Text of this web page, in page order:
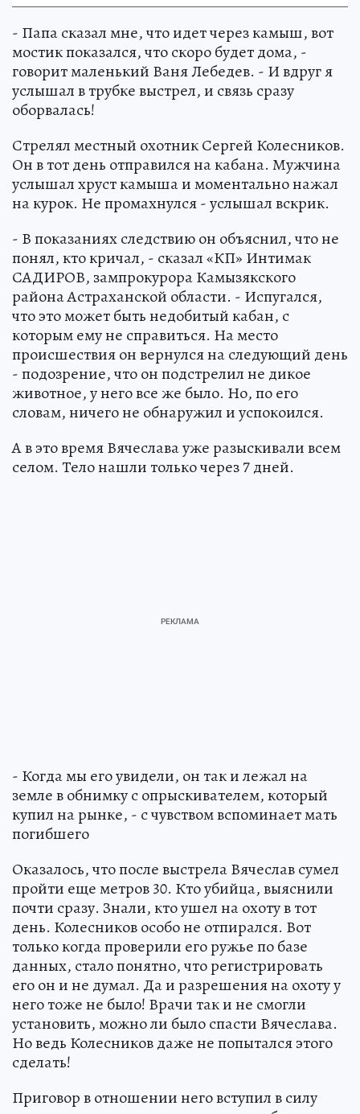
- Папа сказал мне, что идет через камыш, вот
мостик показался, что скоро будет дома, -
говорит маленький Ваня Лебедев. - И вдруг я
услышал в трубке выстрел, и связь сразу
оборвалась!
Стрелял местный охотник Сергей Колесников.
Он в тот день отправился на кабана. Мужчина
услышал хруст камыша и моментально нажал
на курок. Не промахнулся - услышал вскрик.
- В показаниях следствию он объяснил, что не
понял, кто кричал, - сказал «КП» Интимак
САДИРОВ, зампрокурора Камызякского
района Астраханской области. - Испугался,
что это может быть недобитый кабан, с
которым ему не справиться. На место
происшествия он вернулся на следующий день
- подозрение, что он подстрелил не дикое
животное, у него все же было. Но, по его
словам, ничего не обнаружил и успокоился.
А в это время Вячеслава уже разыскивали всем
селом. Тело нашли только через 7 дней.
- Когда мы его увидели, он так и лежал на
земле в обнимку с опрыскивателем, который
купил на рынке, - с чувством вспоминает мать
погибшего
Оказалось, что после выстрела Вячеслав сумел
пройти еще метров 30. Кто убийца, выяснили
почти сразу. Знали, кто ушел на охоту в тот
день. Колесников особо не отпирался. Вот
только когда проверили его ружье по базе
данных, стало понятно, что регистрировать
его он и не думал. Да и разрешения на охоту у
него тоже не было! Врачи так и не смогли
установить, можно ли было спасти Вячеслава.
Но ведь Колесников даже не попытался этого
сделать!
Приговор в отношении него вступил в силу